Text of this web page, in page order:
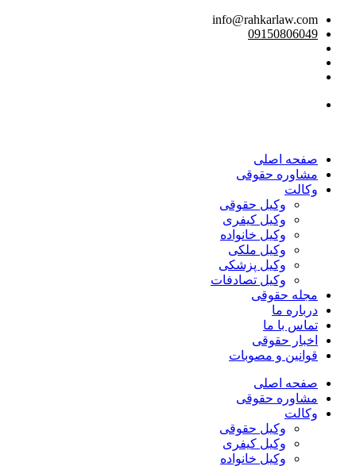
info@rahkarlaw.com
09150806049
صفحه اصلی
مشاوره حقوقی
وکالت
وکیل حقوقی
وکیل کیفری
وکیل خانواده
وکیل ملکی
وکیل پزشکی
وکیل تصادفات
مجله حقوقی
درباره ما
تماس با ما
اخبار حقوقی
قوانین و مصوبات
صفحه اصلی
مشاوره حقوقی
وکالت
وکیل حقوقی
وکیل کیفری
وکیل خانواده